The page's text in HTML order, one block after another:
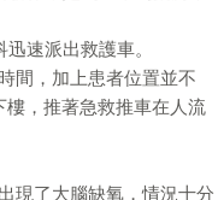
速派出救護車。
間，加上患者位置並不
，推著急救推車在人流
現了大腦缺氧，情況十分